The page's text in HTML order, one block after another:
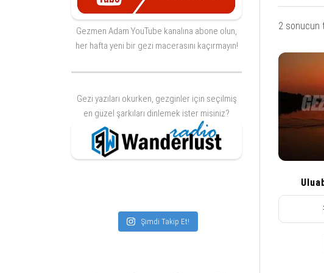
2 sonucun
Gezmen Adam YouTube kanalına abone olun,
her hafta yeni bir gezi macerasını kaçırmayın!
Gezi yazıları okurken, gezginler için seçilmiş
en güzel şarkıları dinlemek ister misiniz?
Şimdi Takip Et!